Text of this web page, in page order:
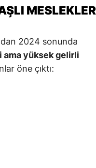
MESLEKLER
2024 sonunda
ama yüksek gelirli
öne çıktı: